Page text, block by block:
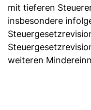
mit tieferen
insbesondere
weiteren